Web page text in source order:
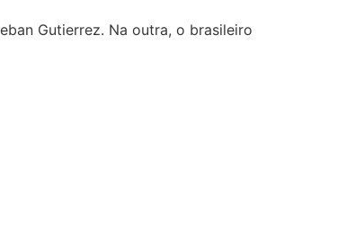
Gutierrez. Na outra, o brasileiro